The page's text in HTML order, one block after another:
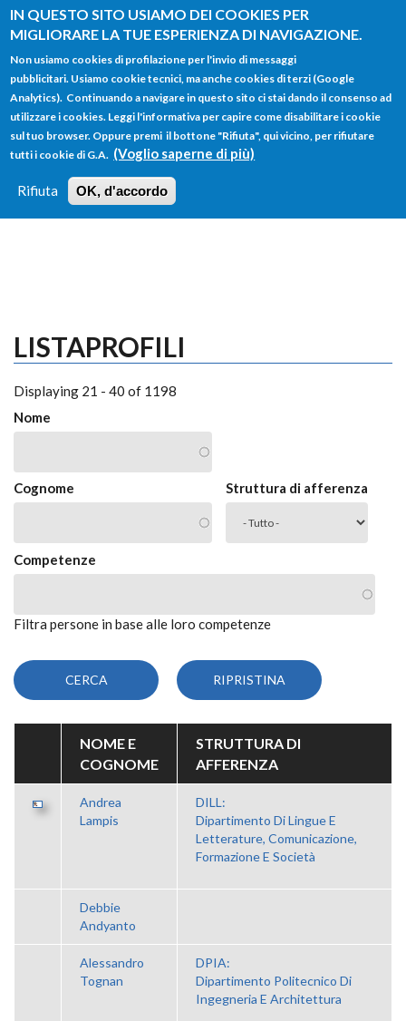
IN QUESTO SITO USIAMO DEI COOKIES PER
MIGLIORARE LA TUE ESPERIENZA DI NAVIGAZIONE.
Non usiamo cookies di profilazione per l'invio di messaggi
pubblicitari. Usiamo cookie tecnici, ma anche cookies di terzi (Google
Analytics). Continuando a navigare in questo sito ci stai dando il consenso ad
utilizzare i cookies. Leggi l'informativa per capire come disabilitare i cookie
sul tuo browser. Oppure premi il bottone "Rifiuta", qui vicino, per rifiutare
tutti i cookie di G.A. (Voglio saperne di più)
Rifiuta OK, d'accordo
Salta al contenuto principale
FORM
DI
RICERCA
Main menu
HOME TUTTI I PROFILI
LOGIN
LISTAPROFILI
Displaying 21 - 40 of 1198
Nome
Cognome Struttura di afferenza
Competenze
Filtra persone in base alle loro competenze
NOME E
COGNOME
STRUTTURA DI
AFFERENZA
Andrea
Lampis
DILL:
Dipartimento Di Lingue E
Letterature, Comunicazione,
Formazione E Società
Debbie
Andyanto
Alessandro
Tognan
DPIA:
Dipartimento Politecnico Di
Ingegneria E Architettura